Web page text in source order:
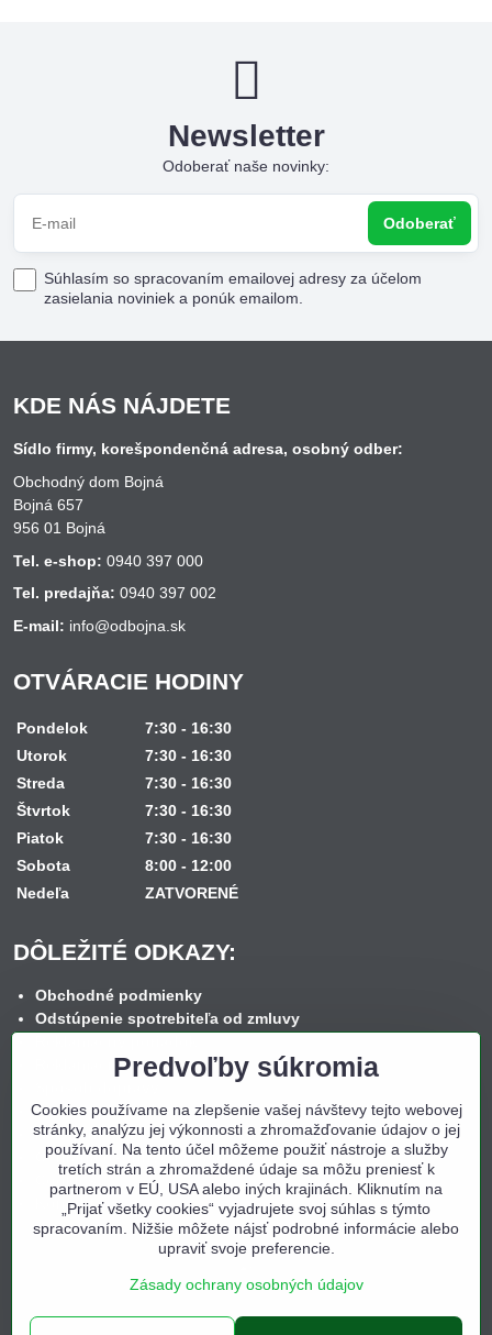
Newsletter
Odoberať naše novinky:
Odoberať
Súhlasím so spracovaním emailovej adresy za účelom
zasielania noviniek a ponúk emailom.
KDE NÁS NÁJDETE
Sídlo firmy, korešpondenčná adresa, osobný odber:
Obchodný dom Bojná
Bojná 657
956 01 Bojná
Tel. e-shop: 0940 397 000
Tel. predajňa: 0940 397 002
E-mail: info@odbojna.sk
OTVÁRACIE HODINY
Pondelok
7:30 - 16:30
Utorok
7:30 - 16:30
Streda
7:30 - 16:30
Štvrtok
7:30 - 16:30
Piatok
7:30 - 16:30
Sobota
8:00 - 12:00
Nedeľa
ZATVORENÉ
DÔLEŽITÉ ODKAZY:
Obchodné podmienky
Odstúpenie spotrebiteľa od zmluvy
Reklamačný formulár
Spôsob platby
Nákup na splátky
Ochrana osobných údajov
Cookies
Kontakt
Predvoľby súkromia
Cookies používame na zlepšenie vašej návštevy tejto webovej
stránky, analýzu jej výkonnosti a zhromažďovanie údajov o jej
používaní. Na tento účel môžeme použiť nástroje a služby
tretích strán a zhromaždené údaje sa môžu preniesť k
partnerom v EÚ, USA alebo iných krajinách. Kliknutím na
„Prijať všetky cookies“ vyjadrujete svoj súhlas s týmto
spracovaním. Nižšie môžete nájsť podrobné informácie alebo
upraviť svoje preferencie.
Zásady ochrany osobných údajov